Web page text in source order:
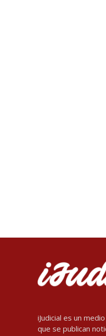
iJudicial es un
que se publican